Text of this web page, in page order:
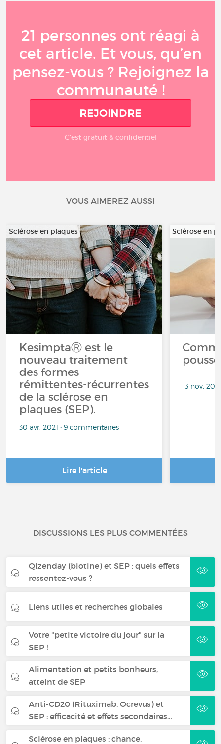
21 personnes ont réagi à
cet article. Et vous, qu’en
pensez-vous ? Rejoignez la
communauté !
REJOINDRE
C'est gratuit & confidentiel
VOUS AIMEREZ AUSSI
Sclérose en plaques
KesimptaⓇ est le
nouveau traitement
des formes
rémittentes-récurrentes
de la sclérose en
plaques (SEP).
30 avr. 2021 • 9 commentaires
Lire l'article
Sclérose en
13 nov.
DISCUSSIONS LES PLUS COMMENTÉES
Qizenday (biotine) et SEP : quels effets
ressentez-vous ?
Liens utiles et recherches globales
Votre "petite victoire du jour" sur la
SEP !
Alimentation et petits bonheurs,
atteint de SEP
Anti-CD20 (Rituximab, Ocrevus) et
SEP : efficacité et effets secondaires…
Sclérose en plaques : chance,